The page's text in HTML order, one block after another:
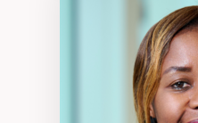
Les apports
l'affect, du
dans l'éducation
L'apprentissage
perspective
L’insertion
enseignant.e.s